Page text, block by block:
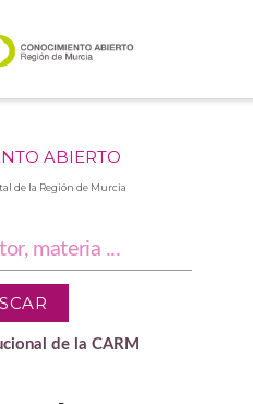
ABIERTO
de la Región de Murcia
de la CARM